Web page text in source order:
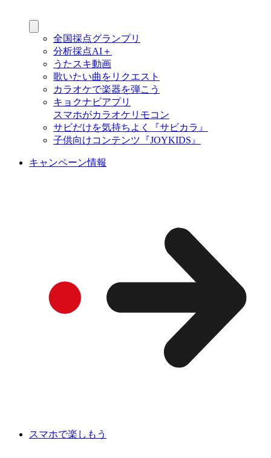
全国採点グランプリ
分析採点AI＋
うたスキ動画
歌いたい曲をリクエスト
カラオケで楽器を弾こう
キョクナビアプリ
スマホがカラオケリモコン
サビだけを気持ちよく『サビカラ』
子供向けコンテンツ『JOYKIDS』
キャンペーン情報
スマホで楽しもう